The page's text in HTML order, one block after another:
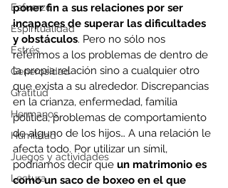
Esfuerzo
Espiritualidad
Estrés
Generosidad
Gratitud
Hermanos
Humildad
Juegos y actividades
Lectura
poner fin a sus relaciones por ser
incapaces de superar las dificultades
y obstáculos. Pero no sólo nos
referimos a los problemas de dentro de
la propia relación sino a cualquier otro
que exista a su alrededor. Discrepancias
en la crianza, enfermedad, familia
política, problemas de comportamiento
de alguno de los hijos… A una relación le
afecta todo. Por utilizar un símil,
podríamos decir que un matrimonio es
como un saco de boxeo en el que